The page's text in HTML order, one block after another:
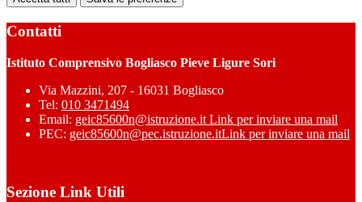
Contatti
Istituto Comprensivo Bogliasco Pieve Ligure Sori
Via Mazzini, 207 - 16031 Bogliasco
Tel: 010 3471494
Email: geic85600n@istruzione.it Link per inviare una mail
PEC: geic85600n@pec.istruzione.itLink per inviare una mail
Sezione Link Utili